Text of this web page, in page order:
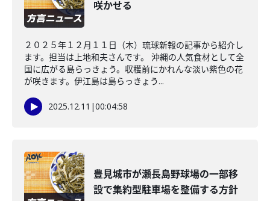
咲かせる
２０２５年１２月１１日（木）琉球新報の記事から紹介し
ます。担当は上地和夫さんです。 沖縄の人気食材として全
国に広がる島らっきょう。収穫前にかれんな淡い紫色の花
が咲きます。伊江島は島らっきょう...
2025.12.11 |00:04:58
豊見城市が瀬長島野球場の一部移
設で集約型駐車場を整備する方針